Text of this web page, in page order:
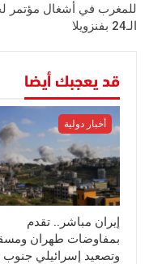
للمغرب في أشغال مؤتمر
الـ24 بفنزويلا
قد يعجبك أيضا
أخبار دولية
إيران مباشر.. تقدم
بمفاوضات طهران
وتصعيد إسرائيلي جنوب